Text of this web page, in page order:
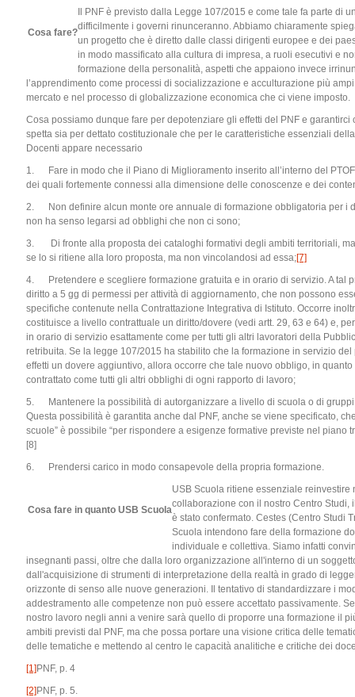
Cosa fare?
Il PNF è previsto dalla Legge 107/2015 e come tale fa parte di
difficilmente i governi rinunceranno. Abbiamo chiaramente
un progetto che è diretto dalle classi dirigenti europee e dei
in modo massificato alla cultura di impresa, a ruoli esecutivi e
formazione della personalità, aspetti che appaiono invece
l’apprendimento come processi di socializzazione e acculturazione più
mercato e nel processo di globalizzazione economica che ci viene imposto.
Cosa possiamo dunque fare per depotenziare gli effetti del PNF e
spetta sia per dettato costituzionale che per le caratteristiche essenziali
Docenti appare necessario
1. Fare in modo che il Piano di Miglioramento inserito all’interno del
dei quali fortemente connessi alla dimensione delle conoscenze e dei
2. Non definire alcun monte ore annuale di formazione obbligatoria per i
non ha senso legarsi ad obblighi che non ci sono;
3. Di fronte alla proposta dei cataloghi formativi degli ambiti territoriali,
se lo si ritiene alla loro proposta, ma non vincolandosi ad essa;[7]
4. Pretendere e scegliere formazione gratuita e in orario di servizio. A tal
diritto a 5 gg di permessi per attività di aggiornamento, che non possono
specifiche contenute nella Contrattazione Integrativa di Istituto. Occorre
costituisce a livello contrattuale un diritto/dovere (vedi artt. 29, 63 e 64) e,
in orario di servizio esattamente come per tutti gli altri lavoratori della
retribuita. Se la legge 107/2015 ha stabilito che la formazione in servizio
effetti un dovere aggiuntivo, allora occorre che tale nuovo obbligo, in
contrattato come tutti gli altri obblighi di ogni rapporto di lavoro;
5. Mantenere la possibilità di autorganizzare a livello di scuola o di
Questa possibilità è garantita anche dal PNF, anche se viene specificato,
scuole” è possibile “per rispondere a esigenze formative previste nel piano
[8]
6. Prendersi carico in modo consapevole della propria formazione.
Cosa fare in quanto USB Scuola
USB Scuola ritiene essenziale
collaborazione con il nostro Centro Studi,
è stato confermato. Cestes (Centro Studi
Scuola intendono fare della formazione
individuale e collettiva. Siamo infatti
insegnanti passi, oltre che dalla loro organizzazione all'interno di un
dall'acquisizione di strumenti di interpretazione della realtà in grado di
orizzonte di senso alle nuove generazioni. Il tentativo di standardizzare i
addestramento alle competenze non può essere accettato passivamente.
nostro lavoro negli anni a venire sarà quello di proporre una formazione il
ambiti previsti dal PNF, ma che possa portare una visione critica delle
delle tematiche e mettendo al centro le capacità analitiche e critiche dei
[1] PNF, p. 4
[2] PNF, p. 5.